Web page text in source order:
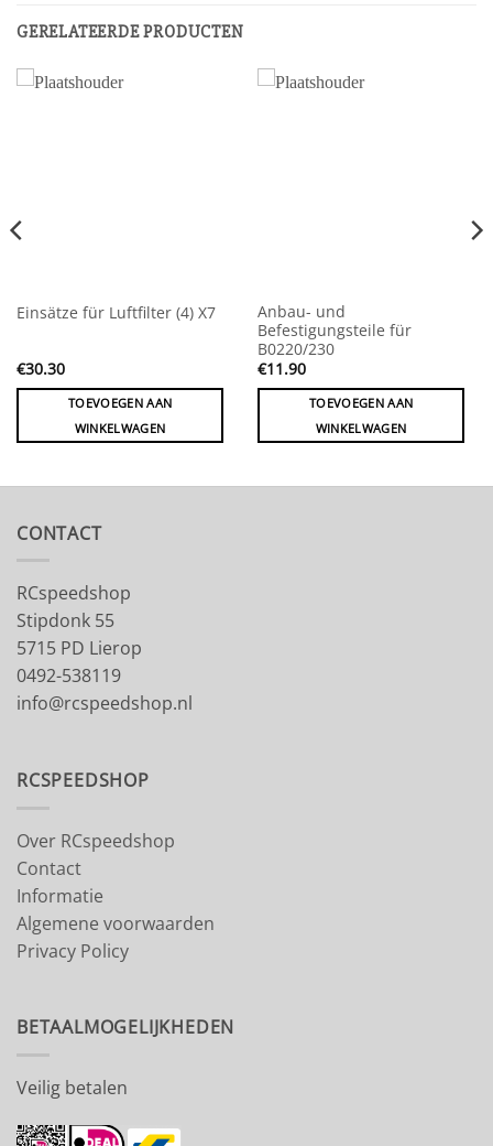
GERELATEERDE PRODUCTEN
Einsätze für Luftfilter (4) X7
€30.30
TOEVOEGEN AAN
WINKELWAGEN
Anbau- und
Befestigungsteile für
B0220/230
€11.90
TOEVOEGEN AAN
WINKELWAGEN
CONTACT
RCspeedshop
Stipdonk 55
5715 PD Lierop
0492-538119
info@rcspeedshop.nl
RCSPEEDSHOP
Over RCspeedshop
Contact
Informatie
Algemene voorwaarden
Privacy Policy
BETAALMOGELIJKHEDEN
Veilig betalen